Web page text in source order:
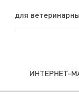
для
ИНТЕРНЕТ-